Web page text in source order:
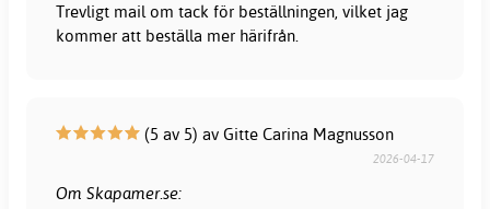
Trevligt mail om tack för beställningen, vilket jag
kommer att beställa mer härifrån.
(5 av 5) av Gitte Carina Magnusson
2026-04-17
Om Skapamer.se: